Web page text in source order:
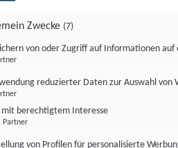
Zwecke (7)
von oder Zugriff auf Informationen auf
reduzierter Daten zur Auswahl von
mit berechtigtem Interesse
Partner
von Profilen für personalisierte